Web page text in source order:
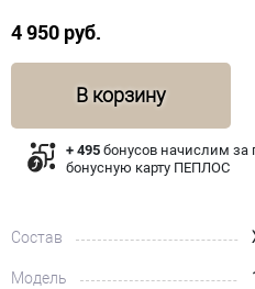
4 950 руб.
В корзину
+ 495 бонусов начислим за
бонусную карту ПЕПЛОС
Состав
Модель